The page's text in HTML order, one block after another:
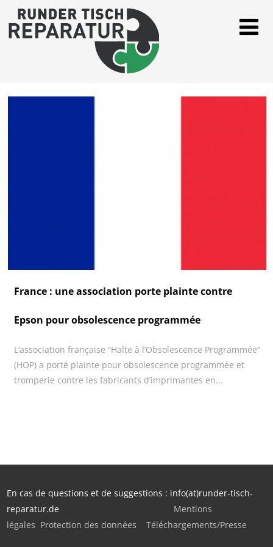
France : une association porte plainte contre
Epson pour obsolescence programmée
L’association française “Halte à l’Obsolescence Programmée”
(HOP) a porté plainte pour obsolescence programmée et
tromperie contre les fabricants d’imprimantes en...
En cas de questions et de suggestions : info(at)runder-tisch-
reparatur.de Mentions
légales Protection des données Téléchargements/Presse